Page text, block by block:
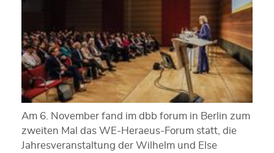
Am 6. November fand im dbb forum in Berlin zum
zweiten Mal das WE-Heraeus-Forum statt, die
Jahresveranstaltung der Wilhelm und Else